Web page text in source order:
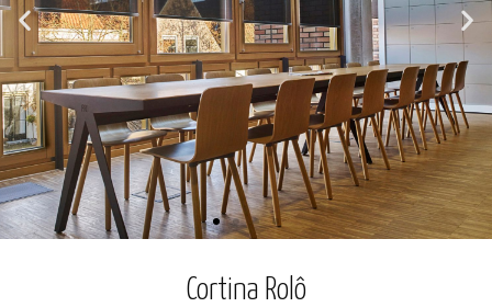
Cortina Rolô